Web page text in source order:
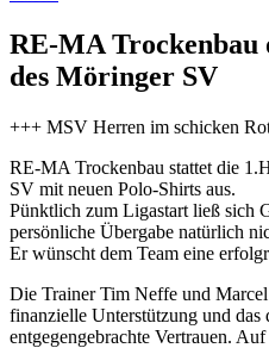
RE-MA Trockenbau
des Möringer SV
+++ MSV Herren im schicken
RE-MA Trockenbau stattet die
SV mit neuen Polo-Shirts aus.
Pünktlich zum Ligastart ließ sich
persönliche Übergabe natürlich
Er wünscht dem Team eine
Die Trainer Tim Neffe und
finanzielle Unterstützung und das
entgegengebrachte Vertrauen.